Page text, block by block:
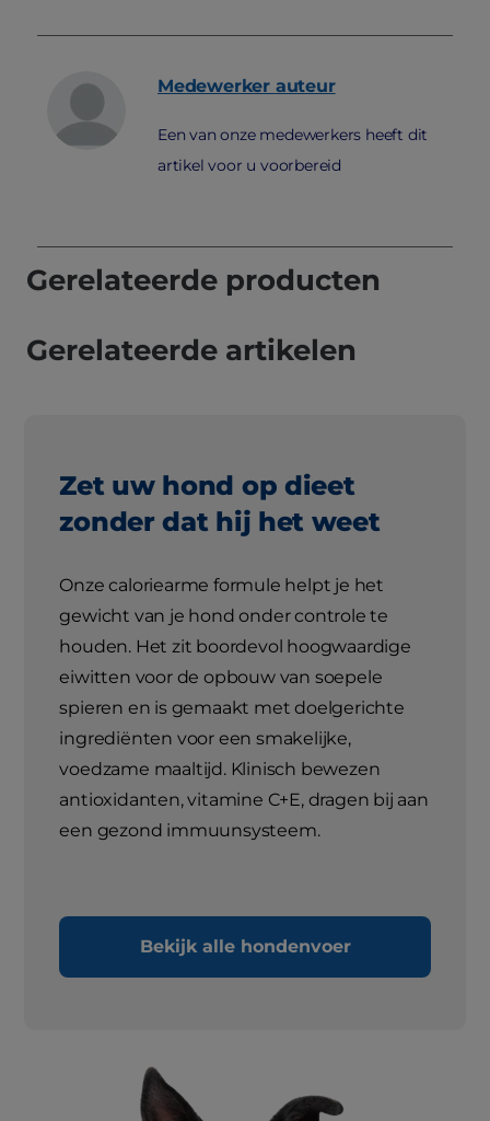
Medewerker auteur
Een van onze medewerkers heeft dit
artikel voor u voorbereid
Gerelateerde producten
Gerelateerde artikelen
Zet uw hond op dieet
zonder dat hij het weet
Onze caloriearme formule helpt je het
gewicht van je hond onder controle te
houden. Het zit boordevol hoogwaardige
eiwitten voor de opbouw van soepele
spieren en is gemaakt met doelgerichte
ingrediënten voor een smakelijke,
voedzame maaltijd. Klinisch bewezen
antioxidanten, vitamine C+E, dragen bij aan
een gezond immuunsysteem.
Bekijk alle hondenvoer